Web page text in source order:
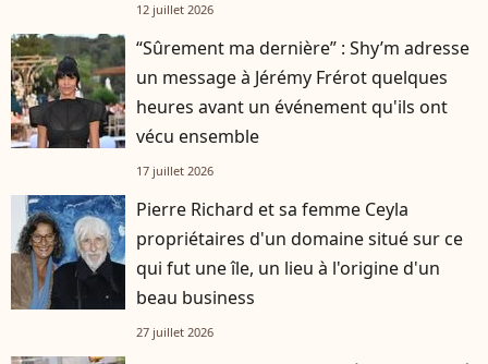
12 juillet 2026
“Sûrement ma dernière” : Shy’m adresse
un message à Jérémy Frérot quelques
heures avant un événement qu'ils ont
vécu ensemble
17 juillet 2026
Pierre Richard et sa femme Ceyla
propriétaires d'un domaine situé sur ce
qui fut une île, un lieu à l'origine d'un
beau business
27 juillet 2026